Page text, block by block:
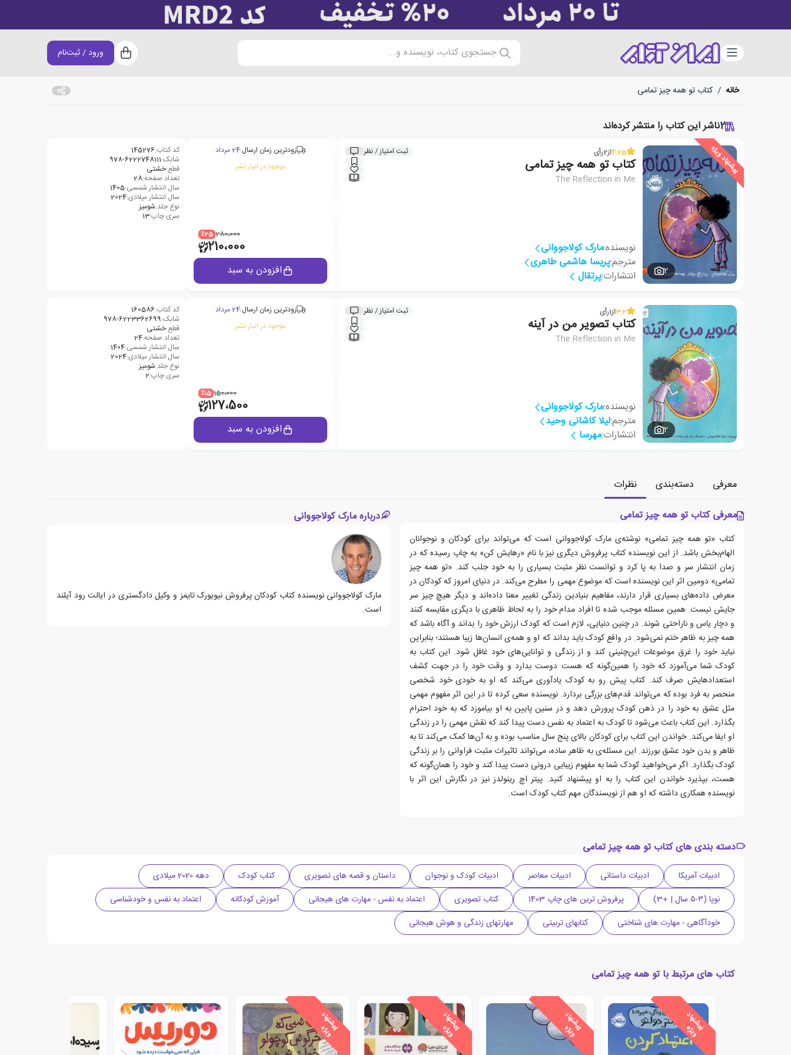
دسته‌بندی جستجوی کتاب، نویسنده و... سبد خرید
ورود / ثبت‌نام
خانه / کتاب تو همه چیز تمامی
2ناشر این کتاب را منتشر کرده‌اند
پیشنهاد ویژه
2
4.25از2رأی ثبت امتیاز / نظر
کتاب تو همه چیز تمامی
The Reflection in Me
نویسنده:مارک کولاجووانی
مترجم:پریسا هاشمی طاهری
انتشارات:پرتقال
زودترین زمان ارسال:24 مرداد
موجود در انبار نشر
280،000 ٪25
210،000
افزودن به سبد
کد کتاب:145276
شابک:978-6222748111
قطع:خشتی
تعداد صفحه:28
سال انتشار شمسی:1405
سال انتشار میلادی:2024
نوع جلد:شومیز
سری چاپ:13
2
3.2از1رأی ثبت امتیاز / نظر
کتاب تصویر من در آینه
The Reflection in Me
نویسنده:مارک کولاجووانی
مترجم:لیلا کاشانی وحید
انتشارات:مهرسا
زودترین زمان ارسال:24 مرداد
موجود در انبار نشر
150،000 ٪15
127،500
افزودن به سبد
کد کتاب:160586
شابک:978-6223362699
قطع:خشتی
تعداد صفحه:24
سال انتشار شمسی:1404
سال انتشار میلادی:2024
نوع جلد:شومیز
سری چاپ:2
معرفی دسته‌بندی
نظرات
معرفی کتاب تو همه چیز تمامی
کتاب «تو همه چیز تمامی» نوشته‌ی مارک کولاجووانی است که می‌تواند برای کودکان و نوجوانان
الهام‌بخش باشد. از این نویسنده کتاب پرفروش دیگری نیز با نام «رهایش کن» به چاپ رسیده که در
زمان انتشار سر و صدا به پا کرد و توانست نظر مثبت بسیاری را به خود جلب کند. «تو همه چیز
تمامی» دومین اثر این نویسنده است که موضوع مهمی را مطرح می‌کند. در دنیای امروز که کودکان در
معرض داده‌های بسیاری قرار دارند، مفاهیم بنیادین زندگی تغییر معنا داده‌اند و دیگر هیچ چیز سر
جایش نیست. همین مسئله موجب شده تا افراد مدام خود را به لحاظ ظاهری با دیگری مقایسه کنند
و دچار یاس و ناراحتی شوند. در چنین دنیایی، لازم است که کودک ارزش خود را بداند و آگاه باشد که
همه چیز به ظاهر ختم نمی‌شود. در واقع کودک باید بداند که او و همه‌ی انسان‌ها زیبا هستند؛ بنابراین
نباید خود را غرق موضوعات این‌چنینی کند و از زندگی و توانایی‌های خود غافل شود. این کتاب به
کودک شما می‌آموزد که خود را همین‌گونه که هست دوست بدارد و وقت خود را در جهت کشف
استعدادهایش صرف کند. کتاب پیش رو به کودک یادآوری می‌کند که او به خودی خود شخصی
منحصر به فرد بوده که می‌تواند قدم‌های بزرگی بردارد. نویسنده سعی کرده تا در این اثر مفهوم مهمی
مثل عشق به خود را در ذهن کودک پرورش دهد و در سنین پایین به او بیاموزد که به خود احترام
بگذارد. این کتاب باعث می‌شود تا کودک به اعتماد به نفس دست پیدا کند که نقش مهمی را در زندگی
او ایفا می‌کند. خواندن این کتاب برای کودکان بالای پنج سال مناسب بوده و به آن‌ها کمک می‌کند تا به
ظاهر و بدن خود عشق بورزند. این مسئله‌ی به ظاهر ساده، می‌تواند تاثیرات مثبت فراوانی را بر زندگی
کودک بگذارد. اگر می‌خواهید کودک شما به مفهوم زیبایی درونی دست پیدا کند و خود را همان‌گونه که
هست، بپذیرد خواندن این کتاب را به او پیشنهاد کنید. پیتر اچ رینولدز نیز در نگارش این اثر با
نویسنده همکاری داشته که او هم از نویسندگان مهم کتاب کودک است.
درباره مارک کولاجووانی
مارک کولاجووانی نویسنده کتاب کودکان پرفروش نیویورک تایمز و وکیل دادگستری در ایالت رود آیلند
است.
دسته بندی های کتاب تو همه چیز تمامی
ادبیات آمریکا ادبیات داستانی ادبیات معاصر ادبیات کودک و نوجوان داستان و قصه های تصویری کتاب کودک
دهه 2020 میلادی
نوپا (۳-۵ سال | +3)
پرفروش ترین های چاپ 1403 کتاب تصویری اعتماد به نفس - مهارت های هیجانی آموزش کودکانه
اعتماد به نفس و خودشناسی
خودآگاهی - مهارت های شناختی
کتابهای تربیتی مهارتهای زندگی و هوش هیجانی
کتاب های مرتبط با تو همه چیز تمامی
پ
ی
ش
ن
ه
ا
د
و
ی
ژ
ه پ
ی
ش
ن
ه
ا
د
و
ی
ژ
ه پ
ی
ش
ن
ه
ا
د
و
ی
ژ
ه پ
ی
ش
ن
ه
ا
د
و
ی
ژ
ه